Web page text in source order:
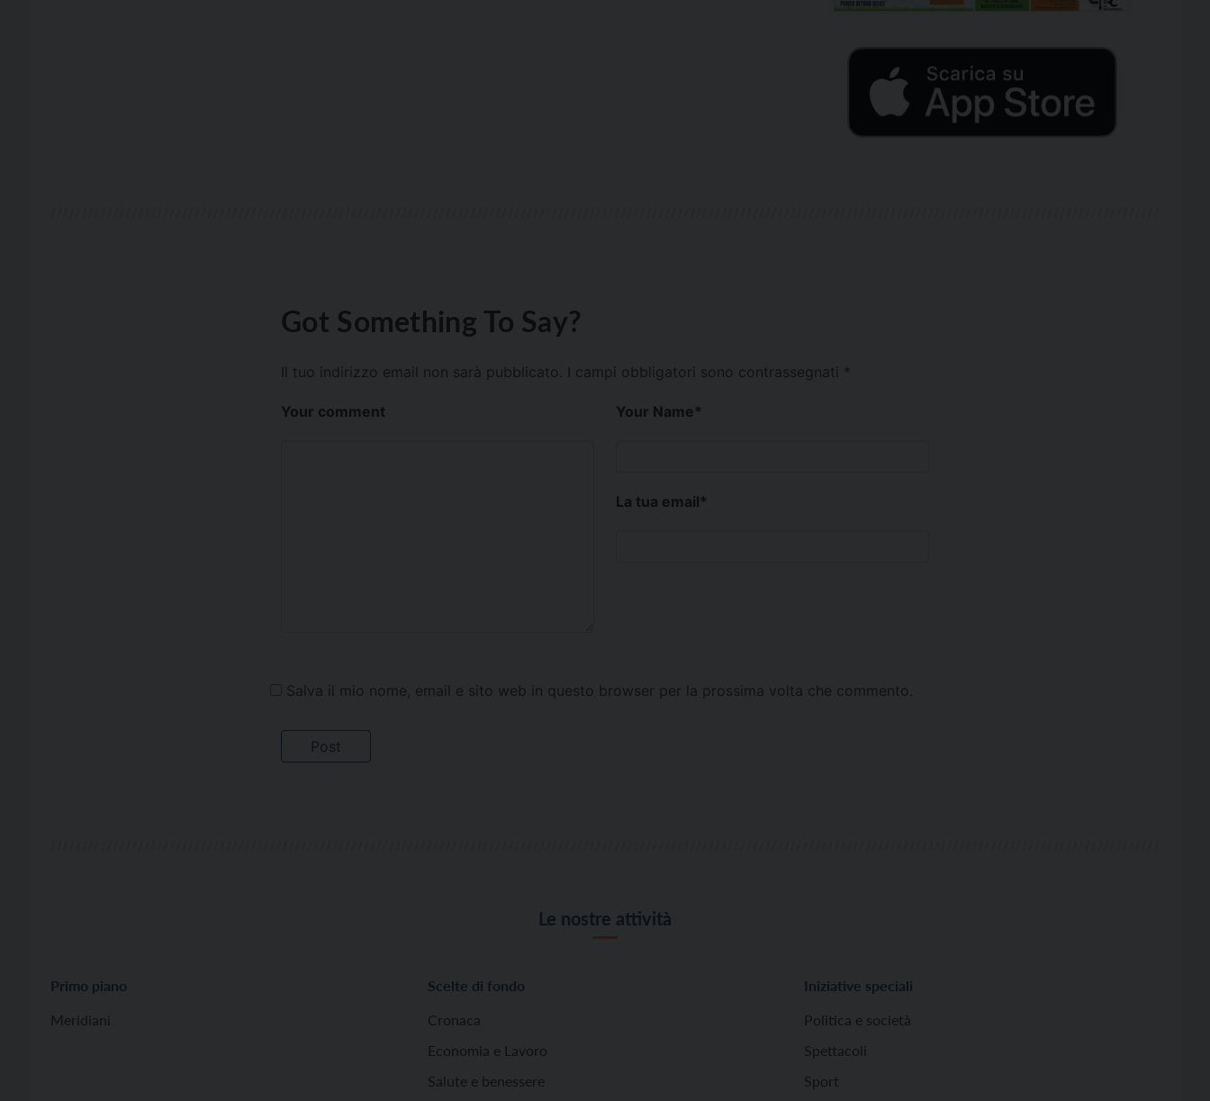
Got Something To Say?
Il tuo indirizzo email non sarà pubblicato. I campi obbligatori sono contrassegnati *
Your comment Your Name*
La tua email*
Salva il mio nome, email e sito web in questo browser per la prossima volta che commento.
Le nostre attività
Primo piano
Meridiani
Scelte di fondo
Cronaca
Economia e Lavoro
Salute e benessere
Iniziative speciali
Politica e società
Spettacoli
Sport